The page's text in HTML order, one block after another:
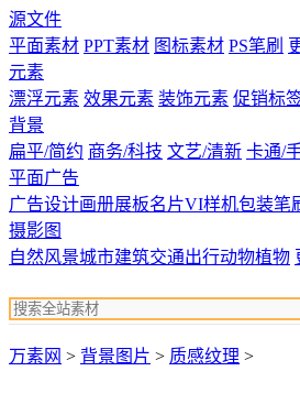
源文件
平面素材 PPT素材 图标素材 PS笔刷
元素
漂浮元素 效果元素 装饰元素 促销标
背景
扁平/简约 商务/科技 文艺/清新 卡通/
平面广告
广告设计画册展板名片VI样机包装笔
摄影图
自然风景城市建筑交通出行动物植物
万素网 > 背景图片 > 质感纹理 >